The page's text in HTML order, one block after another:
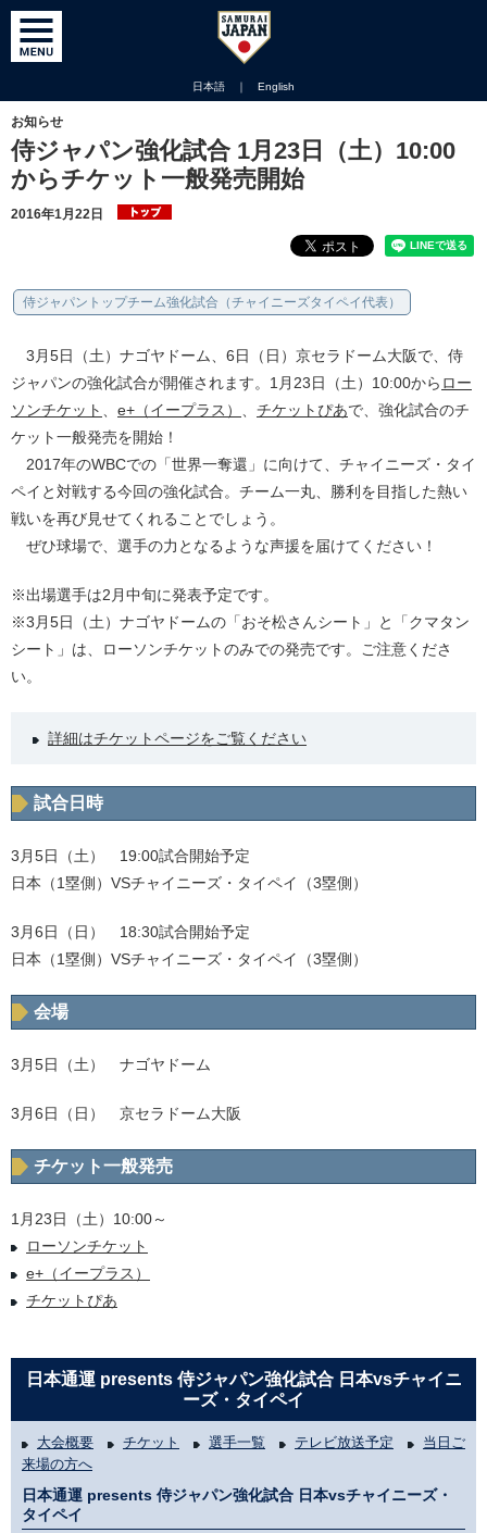
日本語 ｜ English
お知らせ
侍ジャパン強化試合 1月23日（土）10:00
からチケット一般発売開始
2016年1月22日
侍ジャパントップチーム強化試合（チャイニーズタイペイ代表）
3月5日（土）ナゴヤドーム、6日（日）京セラドーム大阪で、侍
ジャパンの強化試合が開催されます。1月23日（土）10:00から ロー
ソンチケット
e+（イープラス） チケットぴあで、強化試合のチ
ケット一般発売を開始！
2017年のWBCでの「世界一奪還」に向けて、チャイニーズ・タイ
ペイと対戦する今回の強化試合。チーム一丸、勝利を目指した熱い
戦いを再び見せてくれることでしょう。
ぜひ球場で、選手の力となるような声援を届けてください！
※出場選手は2月中旬に発表予定です。
※3月5日（土）ナゴヤドームの「おそ松さんシート」と「クマタン
シート」は、ローソンチケットのみでの発売です。ご注意くださ
い。
詳細はチケットページをご覧ください
試合日時
3月5日（土） 19:00試合開始予定
日本（1塁側）VSチャイニーズ・タイペイ（3塁側）
3月6日（日） 18:30試合開始予定
日本（1塁側）VSチャイニーズ・タイペイ（3塁側）
会場
3月5日（土） ナゴヤドーム
3月6日（日） 京セラドーム大阪
チケット一般発売
1月23日（土）10:00～
ローソンチケット
e+（イープラス）
チケットぴあ
日本通運 presents 侍ジャパン強化試合 日本vsチャイニ
ーズ・タイペイ
大会概要 チケット 選手一覧 テレビ放送予定
当日ご
来場の方へ
日本通運 presents 侍ジャパン強化試合 日本vsチャイニーズ・
タイペイ